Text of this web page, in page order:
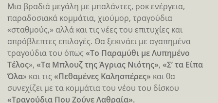
Μια βραδιά μεγάλη με μπαλάντες, ροκ ενέργεια,
παραδοσιακά κομμάτια, χιούμορ, τραγούδια
«σταθμούς,» αλλά και τις νέες του επιτυχίες και
απρόβλεπτες επιλογές. Θα ξεκινάει με αγαπημένα
τραγούδια του όπως «Το Παραμύθι με Λυπημένο
Τέλος», «Τα Μπλουζ της Άγριας Νιότης», «Σ’ τα Είπα
Όλα» και τις «Πεθαμένες Καλησπέρες» και θα
συνεχίζει με τα κομμάτια του νέου του δίσκου
«Τραγούδια Που Ζούνε Λαθραία».